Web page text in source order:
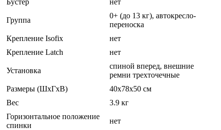
Группа
0+ (до 13 кг), автокресло-
переноска
Крепление Isofix
нет
Крепление Latch
нет
Установка
спиной вперед, внешние
ремни трехточечные
Размеры (ШxГxВ)
40x78x50 см
Вес
3.9 кг
Горизонтальное положение
спинки
нет